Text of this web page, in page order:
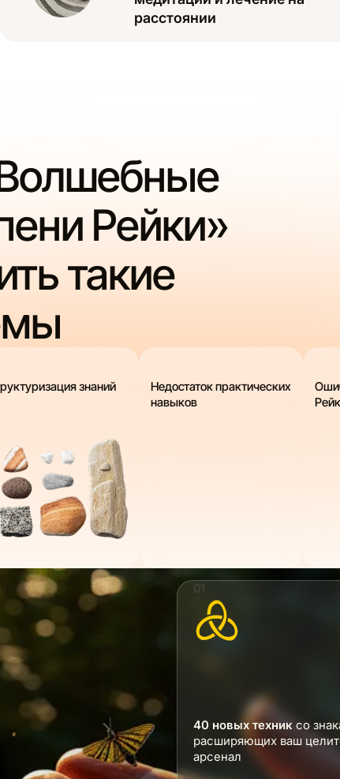
расстоянии
Рейки»
такие
знаний
Недостаток практических
навыков
40 новых техниксо
расширяющих ваш
арсенал